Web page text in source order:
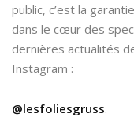
public, c’est la
dans le cœur des
dernières actualités
Instagram :
@lesfoliesgruss.